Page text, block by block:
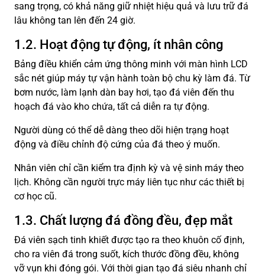
sang trọng, có khả năng giữ nhiệt hiệu quả và lưu trữ đá
lâu không tan lên đến 24 giờ.
1.2. Hoạt động tự động, ít nhân công
Bảng điều khiển cảm ứng thông minh với màn hình LCD
sắc nét giúp máy tự vận hành toàn bộ chu kỳ làm đá. Từ
bơm nước, làm lạnh dàn bay hơi, tạo đá viên đến thu
hoạch đá vào kho chứa, tất cả diễn ra tự động.
Người dùng có thể dễ dàng theo dõi hiện trạng hoạt
động và điều chỉnh độ cứng của đá theo ý muốn.
Nhân viên chỉ cần kiểm tra định kỳ và vệ sinh máy theo
lịch. Không cần người trực máy liên tục như các thiết bị
cơ học cũ.
1.3. Chất lượng đá đồng đều, đẹp mắt
Đá viên sạch tinh khiết được tạo ra theo khuôn cố định,
cho ra viên đá trong suốt, kích thước đồng đều, không
vỡ vụn khi đóng gói. Với thời gian tạo đá siêu nhanh chỉ